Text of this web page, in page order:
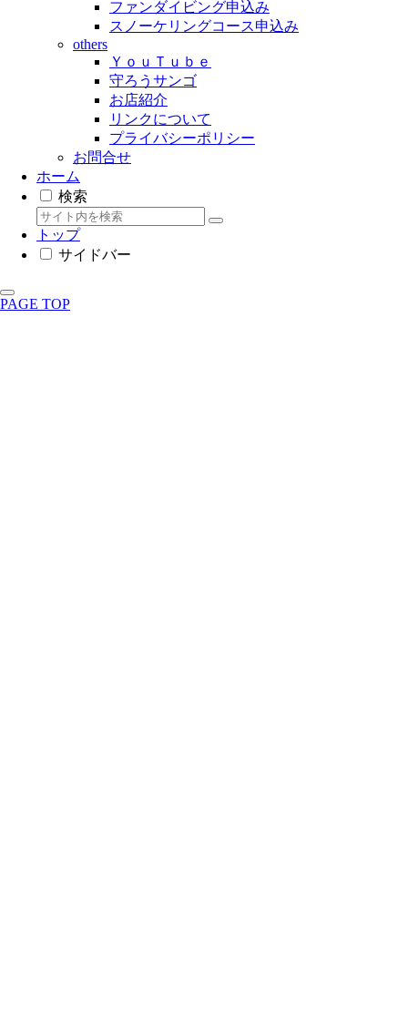
ファンダイビング申込み
スノーケリングコース申込み
others
ＹｏｕＴｕｂｅ
守ろうサンゴ
お店紹介
リンクについて
プライバシーポリシー
お問合せ
ホーム
検索
トップ
サイドバー
PAGE TOP